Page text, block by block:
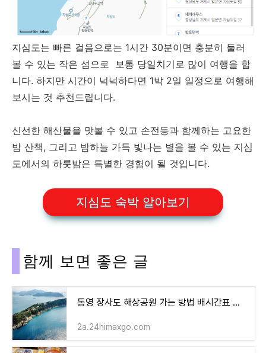
지심도는 빠른 걸음으로는 1시간 30분이면 충분히 둘러
볼 수 있는 작은 섬으로 보통 당일치기로 많이 여행을 합
니다. 하지만 시간이 넉넉하다면 1박 2일 일정으로 여행해
보시는 것 추천드립니다.
신선한 해산물을 맛볼 수 있고 손전등과 함께하는 고요한
밤 산책, 그리고 밤하늘 가득 빛나는 별을 볼 수 있는 지심
도에서의 하룻밤은 특별한 경험이 될 것입니다.
지심도 숙박 알아보기
함께 보면 좋은 글
통영 장사도 해상공원 가는 방법 배시간표 유람선 예약
2a.24himaxgo.com